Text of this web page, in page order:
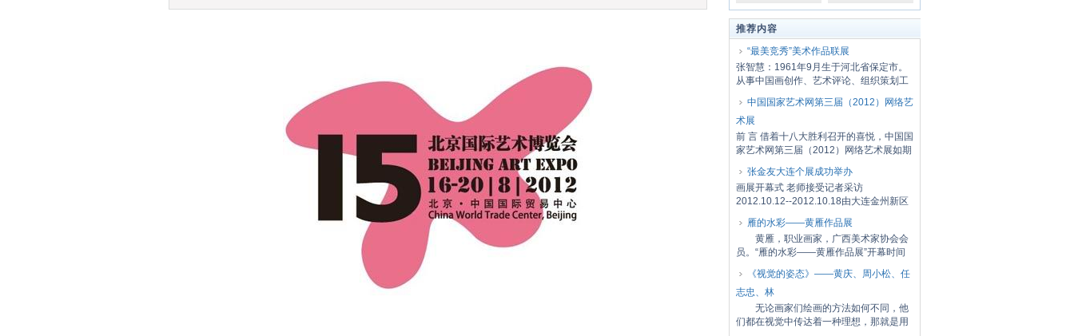
推荐内容
“最美竞秀”美术作品联展
张智慧：1961年9月生于河北省保定市。
从事中国画创作、艺术评论、组织策划工
中国国家艺术网第三届（2012）网络艺
术展
前 言 借着十八大胜利召开的喜悦，中国国
家艺术网第三届（2012）网络艺术展如期
张金友大连个展成功举办
画展开幕式 老师接受记者采访
2012.10.12--2012.10.18由大连金州新区
雁的水彩——黄雁作品展
黄雁，职业画家，广西美术家协会会
员。“雁的水彩——黄雁作品展”开幕时间
《视觉的姿态》——黄庆、周小松、任
志忠、林
无论画家们绘画的方法如何不同，他
们都在视觉中传达着一种理想，那就是用